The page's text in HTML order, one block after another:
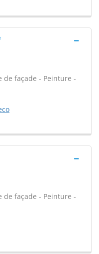
de façade - Peinture -
de façade - Peinture -